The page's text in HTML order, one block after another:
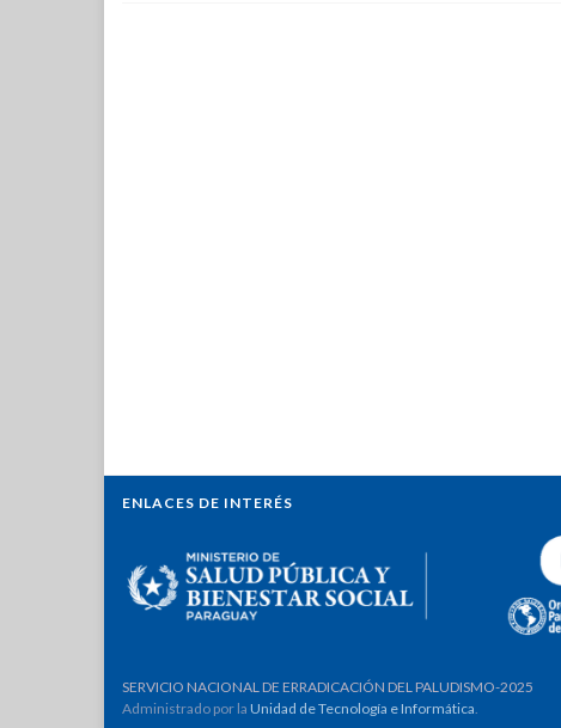
ENLACES DE INTERÉS
SERVICIO NACIONAL DE ERRADICACIÓN DEL PALUDISMO-2025
Administrado por la Unidad de Tecnología e Informática